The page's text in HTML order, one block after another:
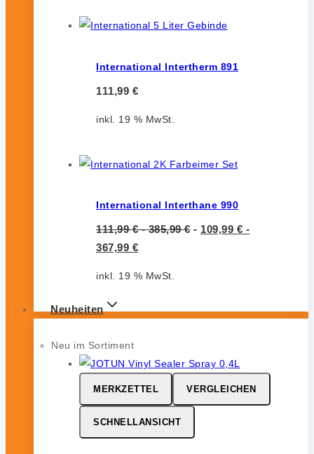
International Intertherm 891
111,99 €
inkl. 19 % MwSt.
International Interthane 990
111,99€-385,99€- 109,99 € -
367,99 €
inkl. 19 % MwSt.
Neuheiten
Neu im Sortiment
MERKZETTEL VERGLEICHEN
SCHNELLANSICHT